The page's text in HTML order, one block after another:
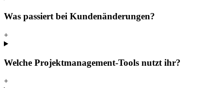
Was passiert bei Kundenänderungen?
+
Welche Projektmanagement-Tools nutzt ihr?
+